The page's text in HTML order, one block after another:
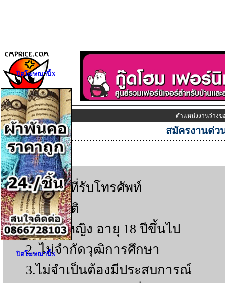
ตำแหน่งงานว่างข
สมัครงานด่ว
ราย
ละเอียด
เกี่ยว
กับ
ธุรกิจ:
เจ้าหน้าที่รับโทรศัพท์
คุณสมบัติ
1. ชาย/หญิง อายุ 18 ปีขึ้นไป
2. ไม่จำกัดวุฒิการศึกษา
3.ไม่จำเป็นต้องมีประสบการณ์
ปิดโฆษณานี้X
ปิดโฆษณานี้X